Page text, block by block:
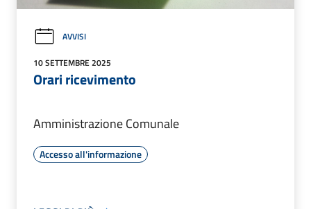
AVVISI
10 SETTEMBRE 2025
Orari ricevimento
Amministrazione Comunale
Accesso all'informazione